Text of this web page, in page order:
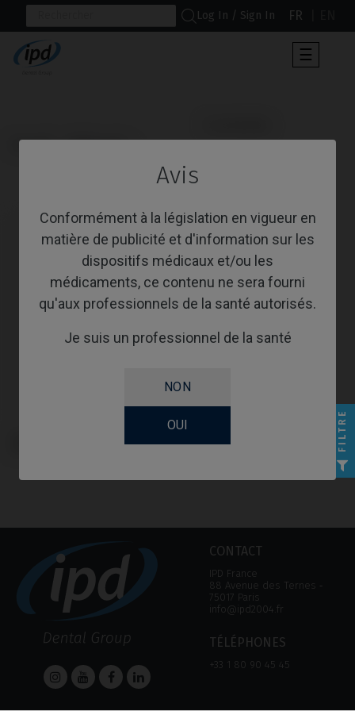
Avis
Conformément à la législation en vigueur en
matière de publicité et d'information sur les
dispositifs médicaux et/ou les
médicaments, ce contenu ne sera fourni
qu'aux professionnels de la santé autorisés.
Je suis un professionnel de la santé
NON
OUI
Log In / Sign In FR
Toggle
☰
Accueil Multi-unit
Scanbodies
CONTACT
IPD France
88 Avenue des Ternes ‑
75017 Paris
info@ipd2004.fr
TÉLÉPHONES
+33 1 80 90 45 45
FILTRE